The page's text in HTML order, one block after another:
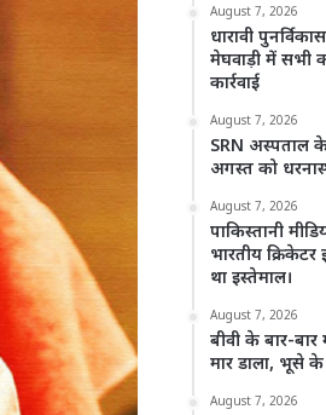
August 7, 2026
धारावी
मेघवाड़ी में सभी
कार्रवाई
August 7, 2026
SRN अस्पताल
अगस्त को
August 7, 2026
पाकिस्तानी
भारतीय
था इस्तेमाल।
August 7, 2026
बीवी के बार-
मार डाला, भूसे
August 7, 2026